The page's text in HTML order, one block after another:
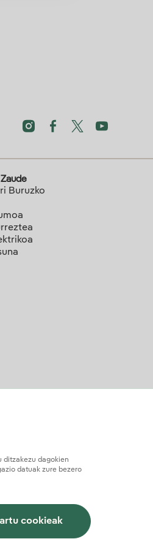
Buruzko
IAIberdrola.com
bidez babestuta dago.
ditzakezu dagokien
datuak zure bezero
cookieak